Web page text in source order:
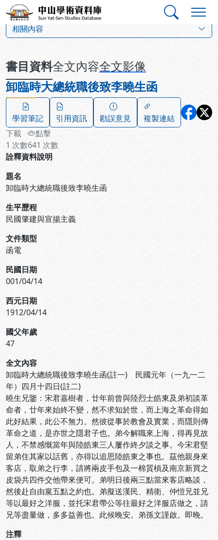
跳到主要內容
中山學術資料庫
相關內容
書目資料全文內容全文影像
卸臨時大總統職後致李曉生函
學習筆記 引用資訊 勘誤意見
複製連結
下載
1 次數
點擊
641 次數
詮釋資料說明
題名
卸臨時大總統職後致李曉生函
生平歷程
民國肇建與宣揚主義
文件類型
函電
民國日期
001/04/14
西元日期
1912/04/14
國父年歲
47
全文內容
卸臨時大總統職後致李曉生函(註一) 民國元年（一九一二
年）四月十四日(註二)
曉生兄鑒：宋君嘉樹者，廿年前曾與陸烈士皓東及弟初談革
命者，廿年來始終不變，然不求知於世，而上海之革命得如
此好結果，此公不無力。然彼從事於教會及實業，而隱則傳
革命之道，是亦世之隱君子也。弟今解職來上海，得再見故
人，不禁感慨當年與陸皓東三人屢作終夕談之事。今宋君堅
留弟住其家以話舊，亦得以追思陸皓東之事也。茲他親身來
客店，取弟之行李，請將兩皮手包及一棉質槓及南京新買之
皮袋共四件交他帶來便可。弟明日後兩三點當來客店略談，
然後赴自由黨五點之約也。弟擬送漢民、精衛、仲愷兄並兄
等以最好之洋服，並托宋君帶公等往最好之洋服店做之，請
兄等盡量做，多多益善也。此候晚安。弟孫文謹啟。即晚。
注釋